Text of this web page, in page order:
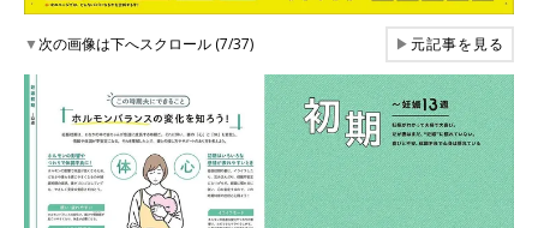
▼次の画像は下へスクロール (7/37) ▶元記事を見る